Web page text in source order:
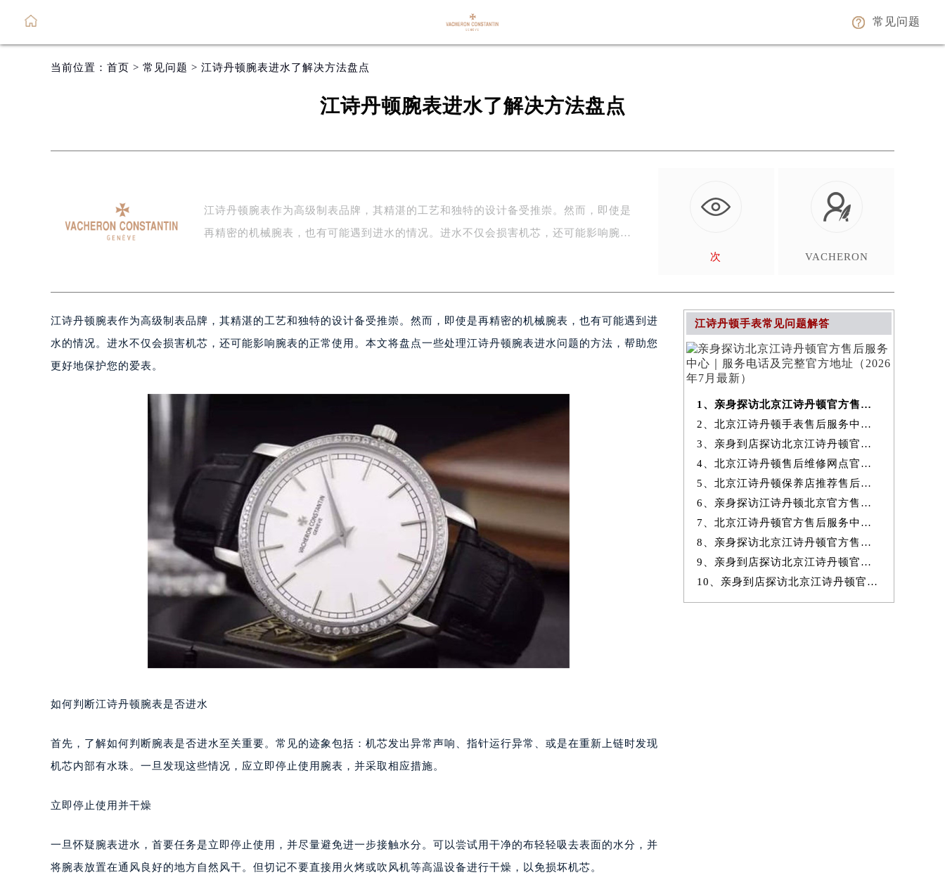
常见问题
当前位置： 首页 > 常见问题 > 江诗丹顿腕表进水了解决方法盘点
江诗丹顿腕表进水了解决方法盘点
江诗丹顿腕表作为高级制表品牌，其精湛的工艺和独特的设计备受推崇。然而，即使是
再精密的机械腕表，也有可能遇到进水的情况。进水不仅会损害机芯，还可能影响腕…
次 VACHERON
江诗丹顿腕表作为高级制表品牌，其精湛的工艺和独特的设计备受推崇。然而，即使是再精密的机械腕表，也有可能遇到进
水的情况。进水不仅会损害机芯，还可能影响腕表的正常使用。本文将盘点一些处理江诗丹顿腕表进水问题的方法，帮助您
更好地保护您的爱表。
如何判断江诗丹顿腕表是否进水
首先，了解如何判断腕表是否进水至关重要。常见的迹象包括：机芯发出异常声响、指针运行异常、或是在重新上链时发现
机芯内部有水珠。一旦发现这些情况，应立即停止使用腕表，并采取相应措施。
立即停止使用并干燥
一旦怀疑腕表进水，首要任务是立即停止使用，并尽量避免进一步接触水分。可以尝试用干净的布轻轻吸去表面的水分，并
将腕表放置在通风良好的地方自然风干。但切记不要直接用火烤或吹风机等高温设备进行干燥，以免损坏机芯。
江诗丹顿手表常见问题解答
1、亲身探访北京江诗丹顿官方售后服务中心｜服务电话及完整官方地址（20
2、北京江诗丹顿手表售后服务中心提供专业维修保养服务权威公示（2026
3、亲身到店探访北京江诗丹顿官方售后服务中心｜最新热线和全部网点地
4、北京江诗丹顿售后维修网点官方服务指南权威公示（2026年7月最新）
5、北京江诗丹顿保养店推荐售后保养服务权威公示（2026年7月最新）
6、亲身探访江诗丹顿北京官方售后服务中心｜地址与24小时服务电话（2026
7、北京江诗丹顿官方售后服务中心｜最新地址与24小时售后热线权威信息
8、亲身探访北京江诗丹顿官方售后服务中心｜完整网点地址与服务电话（20
9、亲身到店探访北京江诗丹顿官方售后服务中心｜服务热线及全部官方地
10、亲身到店探访北京江诗丹顿官方售后服务中心｜官方热线及全部网点地